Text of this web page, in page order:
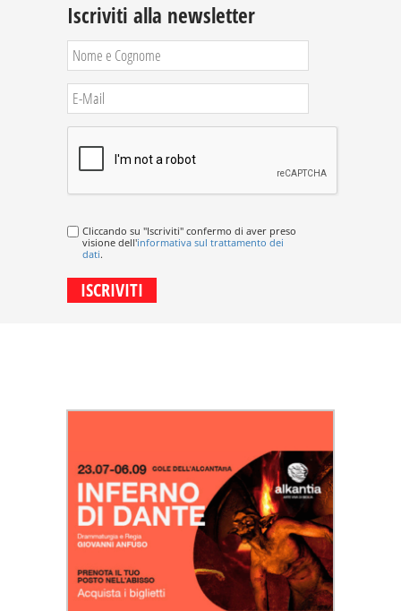
Iscriviti alla newsletter
Cliccando su "Iscriviti" confermo di aver preso
visione dell'informativa sul trattamento dei
dati.